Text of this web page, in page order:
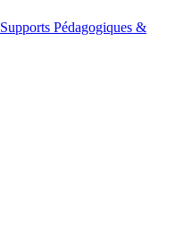
Supports Pédagogiques &